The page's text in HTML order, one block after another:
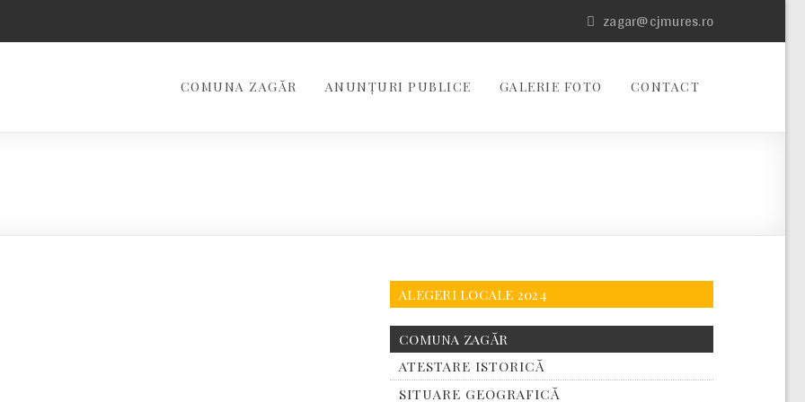
zagar@cjmures.ro
COMUNA ZAGĂR ANUNȚURI PUBLICE GALERIE FOTO CONTACT
ALEGERI LOCALE 2024
COMUNA ZAGĂR
ATESTARE ISTORICĂ
SITUARE GEOGRAFICĂ